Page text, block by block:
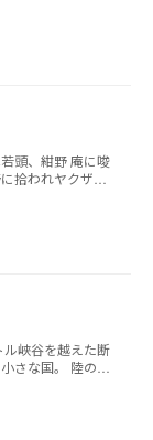
て超絶美形であ
（小説家になろ
頭、紺野 庵に唆
拾われヤクザお
ペットとして拾
峡谷を越えた断
さな国。 陸の要
民は、牧歌的